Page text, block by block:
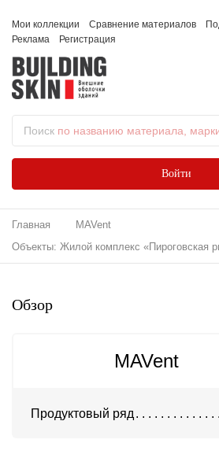
Мои коллекции Сравнение материалов
Реклама
Регистрация
Поиск по названию материала, марки,
Войти
Главная
MAVent
Объекты: Жилой комплекс «Пироговская
Обзор
MAVent
Продуктовый ряд